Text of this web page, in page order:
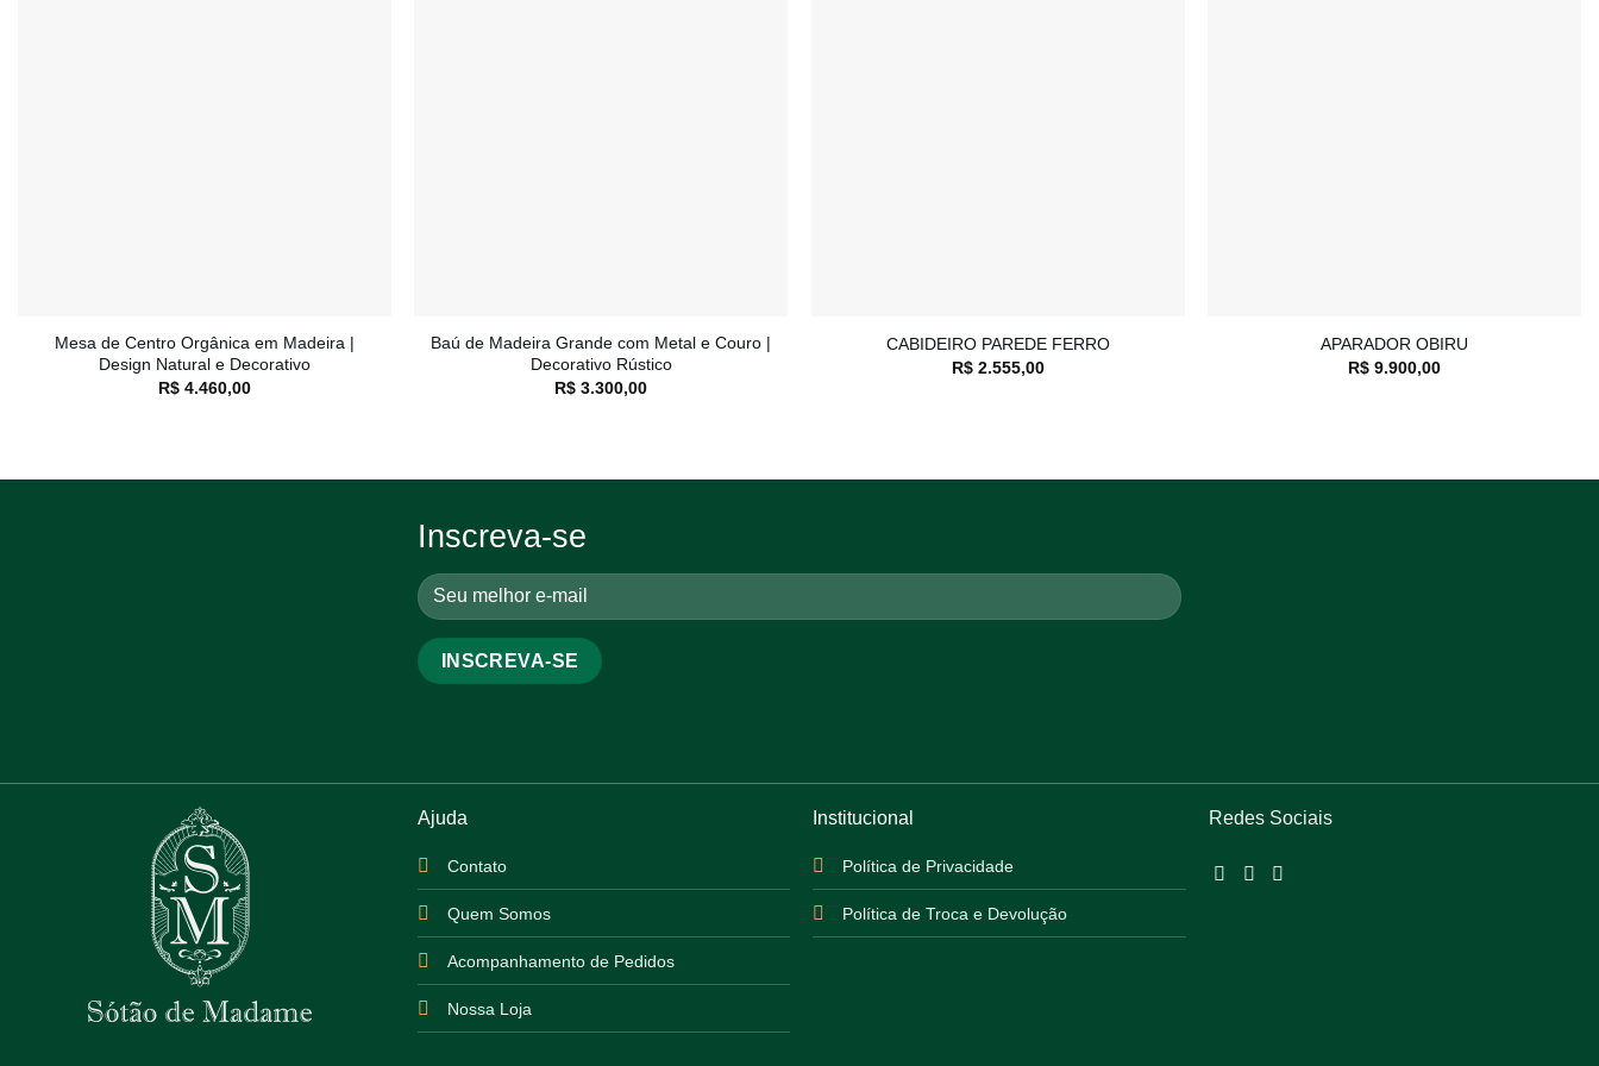
Mesa de Centro Orgânica em Madeira |
Design Natural e Decorativo
R$4.460,00
Baú de Madeira Grande com Metal e Couro |
Decorativo Rústico
R$ 3.300,00
CABIDEIRO PAREDE FERRO
R$2.555,00
APARADOR OBIRU
R$ 9.900,00
Inscreva-se
Ajuda
Contato
Quem Somos
Acompanhamento de Pedidos
Nossa Loja
Institucional
Política de Privacidade
Política de Troca e Devolução
Redes Sociais